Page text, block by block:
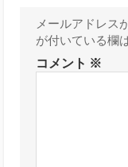
メールアドレス
が付いている欄
コメント ※